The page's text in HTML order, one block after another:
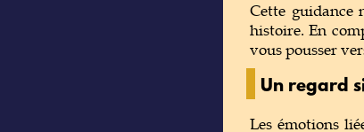
Cette guidance
histoire. En
vous pousser
Un regard
Les émotions